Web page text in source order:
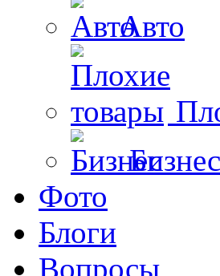
Авто
Бизнес
Фото
Блоги
Вопросы